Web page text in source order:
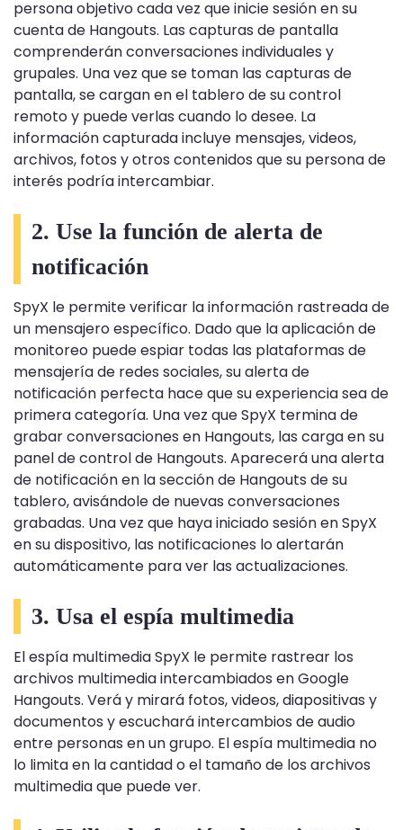
persona objetivo cada vez que inicie sesión en su
cuenta de Hangouts. Las capturas de pantalla
comprenderán conversaciones individuales y
grupales. Una vez que se toman las capturas de
pantalla, se cargan en el tablero de su control
remoto y puede verlas cuando lo desee. La
información capturada incluye mensajes, videos,
archivos, fotos y otros contenidos que su persona de
interés podría intercambiar.
2. Use la función de alerta de
notificación
SpyX le permite verificar la información rastreada de
un mensajero específico. Dado que la aplicación de
monitoreo puede espiar todas las plataformas de
mensajería de redes sociales, su alerta de
notificación perfecta hace que su experiencia sea de
primera categoría. Una vez que SpyX termina de
grabar conversaciones en Hangouts, las carga en su
panel de control de Hangouts. Aparecerá una alerta
de notificación en la sección de Hangouts de su
tablero, avisándole de nuevas conversaciones
grabadas. Una vez que haya iniciado sesión en SpyX
en su dispositivo, las notificaciones lo alertarán
automáticamente para ver las actualizaciones.
3. Usa el espía multimedia
El espía multimedia SpyX le permite rastrear los
archivos multimedia intercambiados en Google
Hangouts. Verá y mirará fotos, videos, diapositivas y
documentos y escuchará intercambios de audio
entre personas en un grupo. El espía multimedia no
lo limita en la cantidad o el tamaño de los archivos
multimedia que puede ver.